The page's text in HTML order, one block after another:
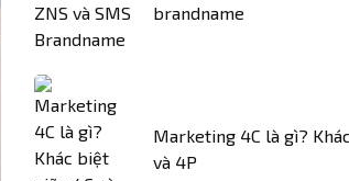
brandname
Marketing 4C là gì?
và 4P